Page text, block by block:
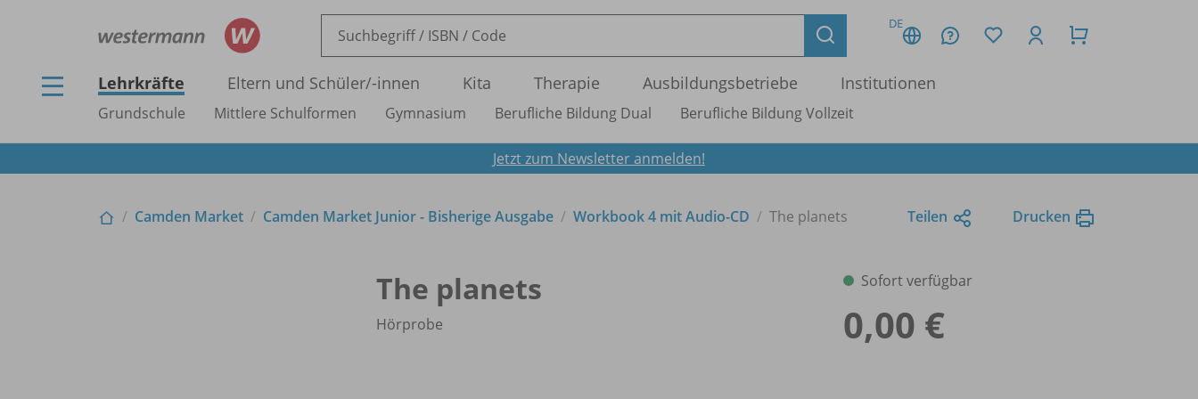
DE
Lehrkräfte Eltern und Schüler/-innen Kita Therapie Ausbildungsbetriebe Institutionen
Grundschule Mittlere Schulformen Gymnasium Berufliche Bildung Dual Berufliche Bildung Vollzeit
Jetzt zum Newsletter anmelden!
Camden Market Camden Market Junior - Bisherige Ausgabe Workbook 4 mit Audio-CD The planets Teilen Drucken
The planets
Hörprobe
Sofort verfügbar
0,00 €